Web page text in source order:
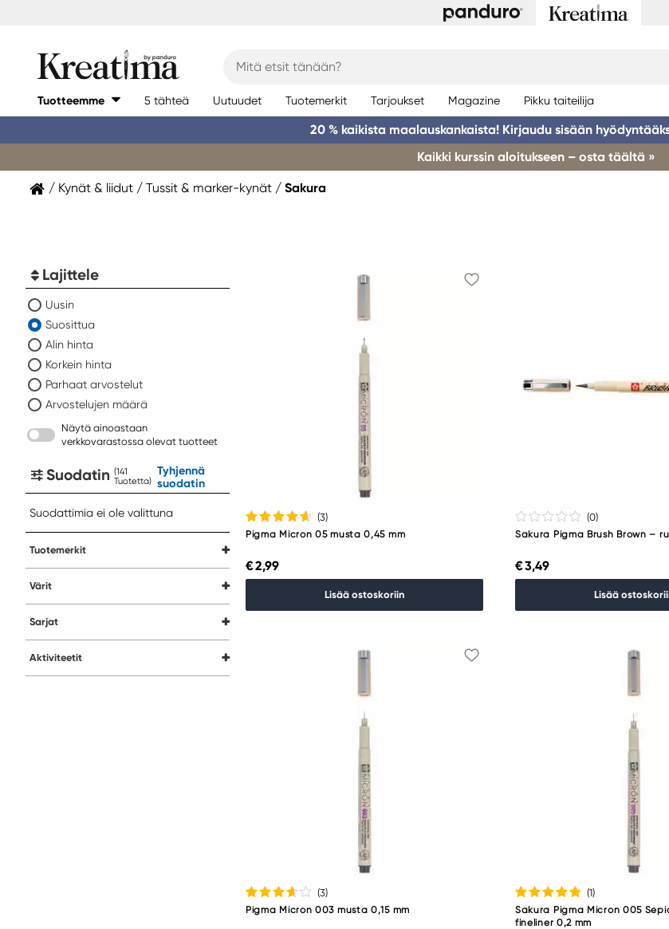
Tuotteemme 5 tähteä Uutuudet Tuotemerkit Tarjoukset Magazine Pikku taiteilija
20 % kaikista maalauskankaista! Kirjaudu sisään
Kaikki kurssin aloitukseen – osta täältä »
Kynät & liidut Tussit & marker-kynät Sakura
Lajittele
Uusin
Suosittua
Alin hinta
Korkein hinta
Parhaat arvostelut
Arvostelujen määrä
Näytä ainoastaan
verkkovarastossa olevat tuotteet
Suodatin (
Tuotetta)
Tyhjennä
suodatin
Suodattimia ei ole valittuna
Tuotemerkit
Värit
Sarjat
Aktiviteetit
(3)
Pigma Micron 05 musta 0,45 mm
€ 2,99
Lisää ostoskoriin
(0)
Sakura Pigma Brush Brown –
€ 3,49
Lisää
(3)
Pigma Micron 003 musta 0,15 mm
(1)
Sakura Pigma Micron 005
fineliner 0,2 mm